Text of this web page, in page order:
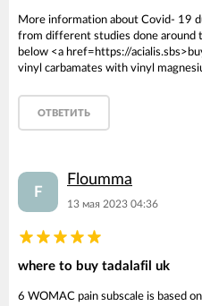
More information about Covid- 19
from different studies done around
below <a href=https://
vinyl carbamates with vinyl
ОТВЕТИТЬ
F
Floumma
13 мая 2023 04:36
where to buy tadalafil uk
6 WOMAC pain subscale is based